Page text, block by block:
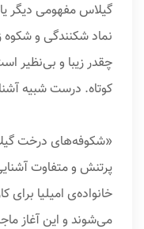
گیلاس مفهومی دیگر
نماد شکنندگی و شکوه
چقدر زیبا و بی‌نظیر
کوتاه. درست شبیه
«شکوفه‌های درخت
پرتنش و متفاوت
خانواده‌ی امیلیا برای
می‌شوند و این آغاز